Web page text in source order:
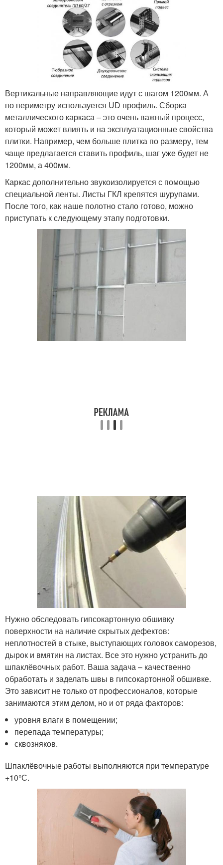
Вертикальные направляющие идут с шагом 1200мм. А
по периметру используется UD профиль. Сборка
металлического каркаса – это очень важный процесс,
который может влиять и на эксплуатационные свойства
плитки. Например, чем больше плитка по размеру, тем
чаще предлагается ставить профиль, шаг уже будет не
1200мм, а 400мм.
Каркас дополнительно звукоизолируется с помощью
специальной ленты. Листы ГКЛ крепятся шурупами.
После того, как наше полотно стало готово, можно
приступать к следующему этапу подготовки.
Нужно обследовать гипсокартонную обшивку
поверхности на наличие скрытых дефектов:
неплотностей в стыке, выступающих головок саморезов,
дырок и вмятин на листах. Все это нужно устранить до
шпаклёвочных работ. Ваша задача – качественно
обработать и заделать швы в гипсокартонной обшивке.
Это зависит не только от профессионалов, которые
занимаются этим делом, но и от ряда факторов:
уровня влаги в помещении;
перепада температуры;
сквозняков.
Шпаклёвочные работы выполняются при температуре
+10°С.